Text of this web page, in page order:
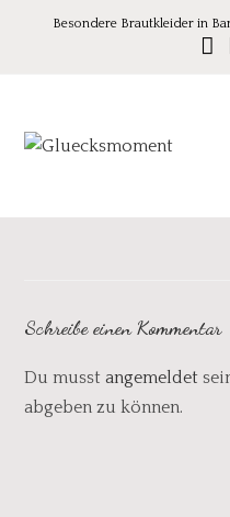
Besondere Brautkleider in
Schreibe einen Kommentar
Du musstangemeldet
abgeben zu können.